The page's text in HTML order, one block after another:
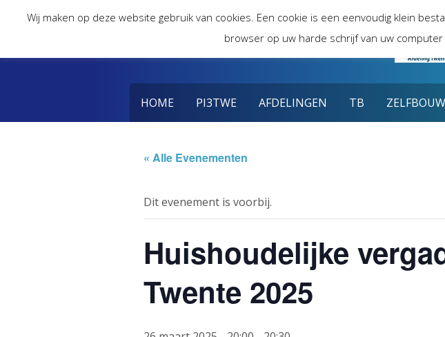
HOME PI3TWE AFDELINGEN TB ZELFBOUW
« Alle Evenementen
Dit evenement is voorbij.
Huishoudelijke
Twente 2025
Wij maken op deze website gebruik van cookies. Een cookie is een eenvoudig klein
browser op uw harde schrijf van uw computer